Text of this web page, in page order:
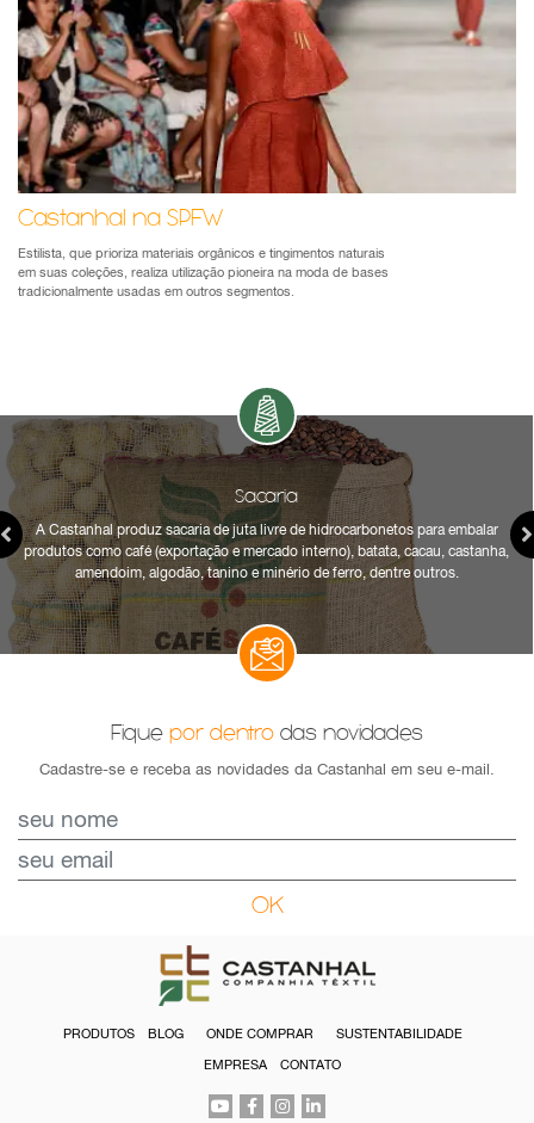
Castanhal na SPFW
Estilista, que prioriza materiais orgânicos e tingimentos naturais
em suas coleções, realiza utilização pioneira na moda de bases
tradicionalmente usadas em outros segmentos.
Sacaria
A Castanhal produz sacaria de juta livre de hidrocarbonetos para embalar
produtos como café (exportação e mercado interno), batata, cacau, castanha,
amendoim, algodão, tanino e minério de ferro, dentre outros.
Fique por dentro das novidades
Cadastre-se e receba as novidades da Castanhal em seu e-mail.
OK
PRODUTOS BLOG ONDE COMPRAR SUSTENTABILIDADE
EMPRESA CONTATO